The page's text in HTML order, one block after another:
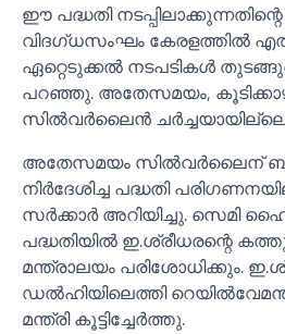
ഈ പദ്ധതി
വിദഗ്ധസംഘം കേരളത്തില്‍
ഏറ്റെടുക്കല്‍ നടപടികള്‍
പറഞ്ഞു. അതേസമയം,
സില്‍വർലൈൻ
അതേസമയം സില്‍വർലൈന്
നിർദേശിച്ച പദ്ധതി
സർക്കാർ അറിയിച്ചു. സെമി
പദ്ധതിയില്‍ ഇ.ശ്രീധരന്റെ
മന്ത്രാലയം പരിശോധിക്കും.
ഡല്‍ഹിയിലെത്തി
മന്ത്രി കൂട്ടിച്ചേർത്തു.